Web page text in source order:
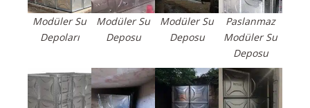
Modüler Su
Depoları
Modüler Su
Deposu
Modüler Su
Deposu
Paslanmaz
Modüler Su
Deposu